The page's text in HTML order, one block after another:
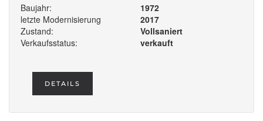
Baujahr:
1972
letzte Modernisierung
2017
Zustand:
Vollsaniert
Verkaufsstatus:
verkauft
DETAILS